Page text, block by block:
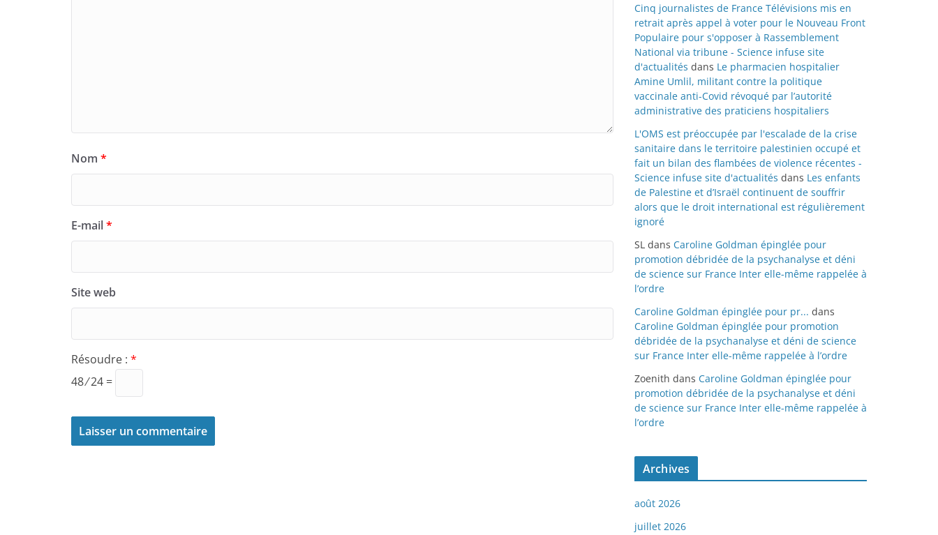
Nom *
E-mail*
Site web
Résoudre : *
48 ⁄ 24 =
Cinq journalistes de France Télévisions mis en
retrait après appel à voter pour le Nouveau Front
Populaire pour s'opposer à Rassemblement
National via tribune - Science infuse site
d'actualités dans Le pharmacien hospitalier
Amine Umlil, militant contre la politique
vaccinale anti-Covid révoqué par l’autorité
administrative des praticiens hospitaliers
L'OMS est préoccupée par l'escalade de la crise
sanitaire dans le territoire palestinien occupé et
fait un bilan des flambées de violence récentes -
Science infuse site d'actualités dans Les enfants
de Palestine et d’Israël continuent de souffrir
alors que le droit international est régulièrement
ignoré
SL dans Caroline Goldman épinglée pour
promotion débridée de la psychanalyse et déni
de science sur France Inter elle-même rappelée à
l’ordre
Caroline Goldman épinglée pour pr... dans
Caroline Goldman épinglée pour promotion
débridée de la psychanalyse et déni de science
sur France Inter elle-même rappelée à l’ordre
Zoenith dans Caroline Goldman épinglée pour
promotion débridée de la psychanalyse et déni
de science sur France Inter elle-même rappelée à
l’ordre
Archives
août 2026
juillet 2026